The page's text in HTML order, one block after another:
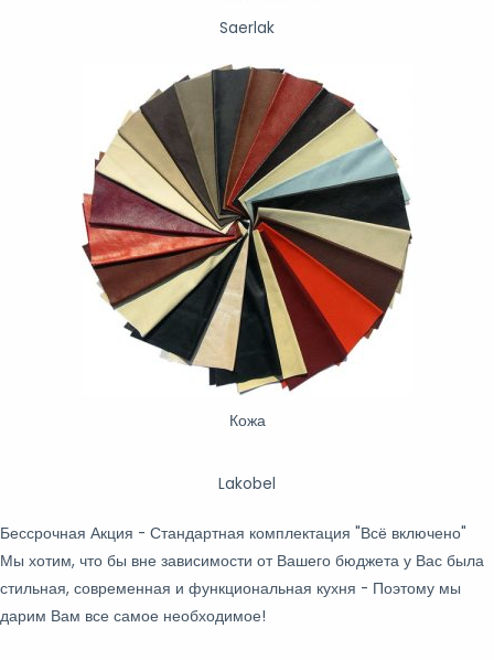
Saerlak
Кожа
Lakobel
Бессрочная Акция - Стандартная комплектация "Всё включено"
Мы хотим, что бы вне зависимости от Вашего бюджета у Вас была
стильная, современная и функциональная кухня - Поэтому мы
дарим Вам все самое необходимое!